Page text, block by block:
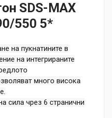
SDS-MAX
550 5*
на пукнатините в
на интегрираните
много висока
сила чрез 6 странични